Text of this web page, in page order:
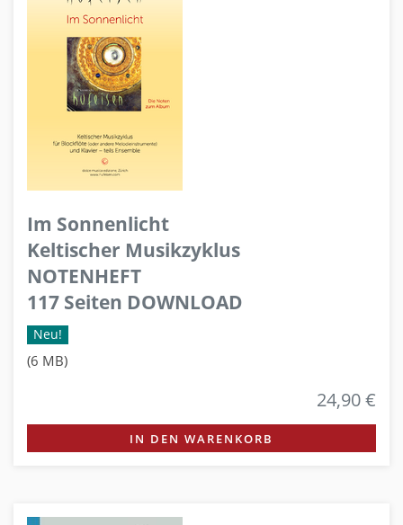
Im Sonnenlicht
Keltischer Musikzyklus
NOTENHEFT
117 Seiten DOWNLOAD
Neu!
(6 MB)
24,90 €
IN DEN WARENKORB